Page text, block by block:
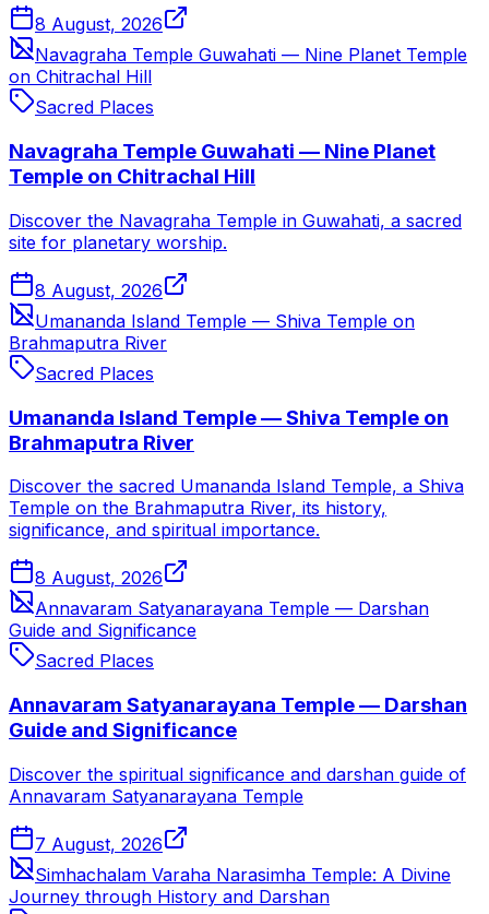
8 August, 2026
Navagraha Temple Guwahati — Nine Planet Temple
on Chitrachal Hill
Sacred Places
Navagraha Temple Guwahati — Nine Planet
Temple on Chitrachal Hill
Discover the Navagraha Temple in Guwahati, a sacred
site for planetary worship.
8 August, 2026
Umananda Island Temple — Shiva Temple on
Brahmaputra River
Sacred Places
Umananda Island Temple — Shiva Temple on
Brahmaputra River
Discover the sacred Umananda Island Temple, a Shiva
Temple on the Brahmaputra River, its history,
significance, and spiritual importance.
8 August, 2026
Annavaram Satyanarayana Temple — Darshan
Guide and Significance
Sacred Places
Annavaram Satyanarayana Temple — Darshan
Guide and Significance
Discover the spiritual significance and darshan guide of
Annavaram Satyanarayana Temple
7 August, 2026
Simhachalam Varaha Narasimha Temple: A Divine
Journey through History and Darshan